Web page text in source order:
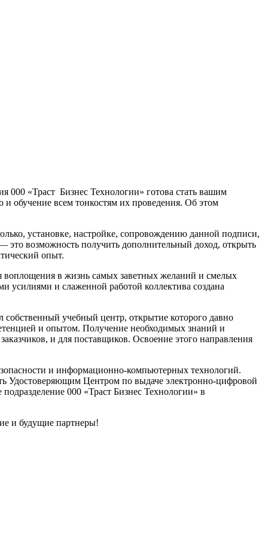
000 «Траст Бизнес Технологии» готова стать вашим
и обучение всем тонкостям их проведения. Об этом
установке, настройке, сопровождению данной подписи,
это возможность получить дополни­тельный доход, открыть
опыт.
воплощения в жизнь самых заветных желаний и смелых
усилиями и слаженной ра­ботой коллектива создана
учебный центр, открытие которого давно
и опытом. Получение необхо­димых знаний и
и для поставщиков. Освоение этого на­правления
и ин­формационно-компьютерных техно­логий.
Удостоверяющим Центром по выдаче электронно-циф­ровой
000 «Траст Бизнес Технологии» в
и будущие партнеры!